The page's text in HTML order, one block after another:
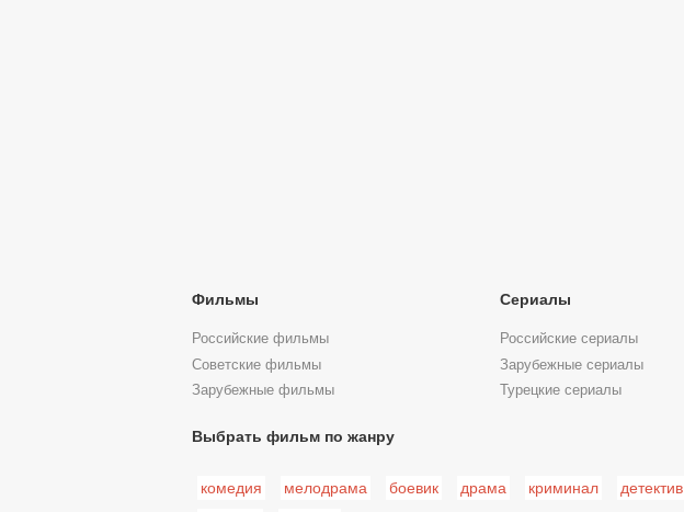
Фильмы
Российские фильмы
Советские фильмы
Зарубежные фильмы
Сериалы
Российские сериалы
Зарубежные сериалы
Турецкие сериалы
Выбрать фильм по жанру
комедия мелодрама боевик драма криминал детектив